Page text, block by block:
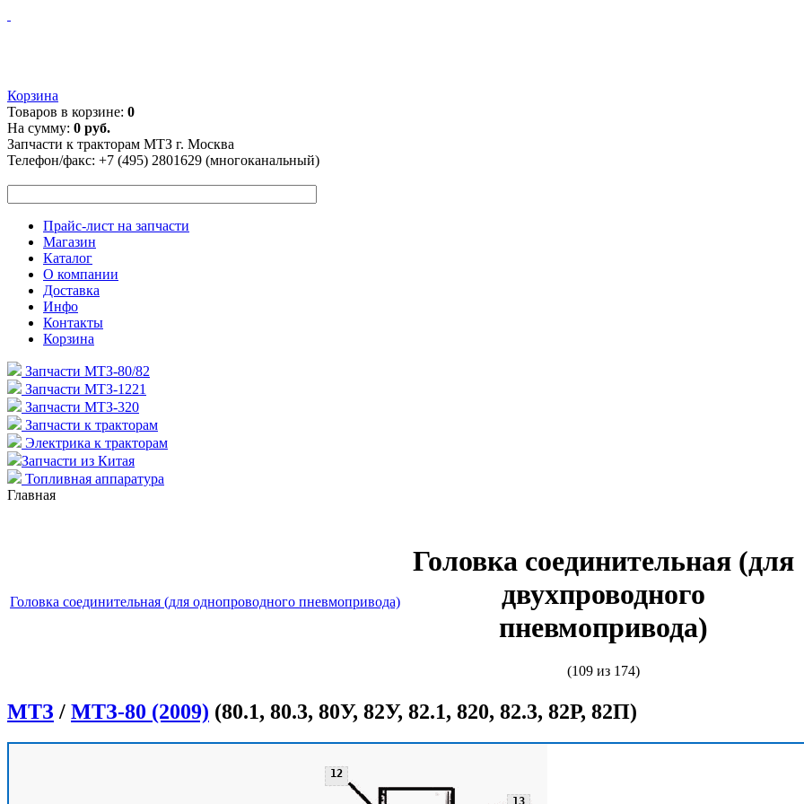
Корзина
Товаров в корзине: 0
На сумму: 0 руб.
Запчасти к тракторам МТЗ г. Москва
Телефон/факс: +7 (495) 2801629 (многоканальный)
Прайс-лист на запчасти
Магазин
Каталог
О компании
Доставка
Инфо
Контакты
Корзина
Запчасти МТЗ-80/82
Запчасти МТЗ-1221
Запчасти МТЗ-320
Запчасти к тракторам
Электрика к тракторам
Запчасти из Китая
Топливная аппаратура
Главная
Головка соединительная (для однопроводного пневмопривода)
Головка соединительная (для
двухпроводного
пневмопривода)
(109 из 174)
МТЗ / МТЗ-80 (2009) (80.1, 80.3, 80У, 82У, 82.1, 820, 82.3, 82Р, 82П)
12